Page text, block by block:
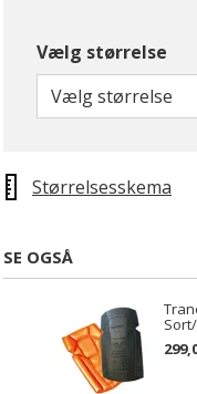
Vælg størrelse
Vælg størrelse
Størrelsesskema
SE OGSÅ